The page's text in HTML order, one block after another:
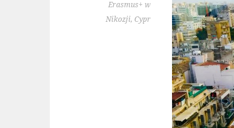
Erasmus+ w
Nikozji, Cypr